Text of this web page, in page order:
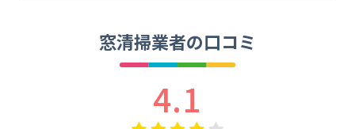
窓清掃業者の口コミ
4.1